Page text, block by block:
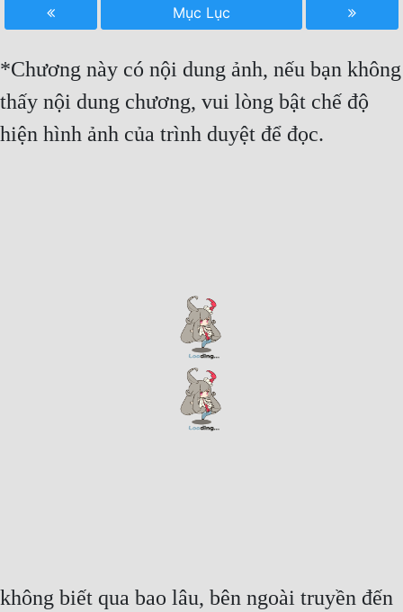
Hoàn Thành
Hậu Cung
Mục Lục
*Chương này có nội dung ảnh, nếu bạn không
thấy nội dung chương, vui lòng bật chế độ
hiện hình ảnh của trình duyệt để đọc.
không biết qua bao lâu, bên ngoài truyền đến